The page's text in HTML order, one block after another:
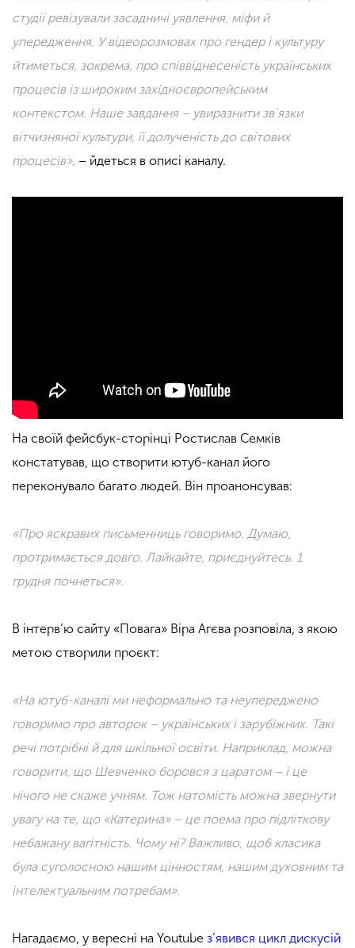
студії ревізували засадничі уявлення, міфи й
упередження. У відеорозмовах про гендер і культуру
йтиметься, зокрема, про співвіднесеність українських
процесів із широким західноєвропейським
контекстом. Наше завдання – увиразнити зв’язки
вітчизняної культури, її долученість до світових
процесів», – йдеться в описі каналу.
На своїй фейсбук-сторінці Ростислав Семків
констатував, що створити ютуб-канал його
переконувало багато людей. Він проанонсував:
«Про яскравих письменниць говоримо. Думаю,
протримається довго. Лайкайте, приєднуйтесь. 1
грудня почнеться».
В інтерв’ю сайту «Повага» Віра Агєва розповіла, з якою
метою створили проєкт:
«На ютуб-каналі ми неформально та неупереджено
говоримо про авторок – українських і зарубіжних. Такі
речі потрібні й для шкільної освіти. Наприклад, можна
говорити, що Шевченко боровся з царатом – і це
нічого не скаже учням. Тож натомість можна звернути
увагу на те, що «Катерина» – це поема про підліткову
небажану вагітність. Чому ні? Важливо, щоб класика
була суголосною нашим цінностям, нашим духовним та
інтелектуальним потребам».
Нагадаємо, у вересні на Youtube з’явився цикл дискусій